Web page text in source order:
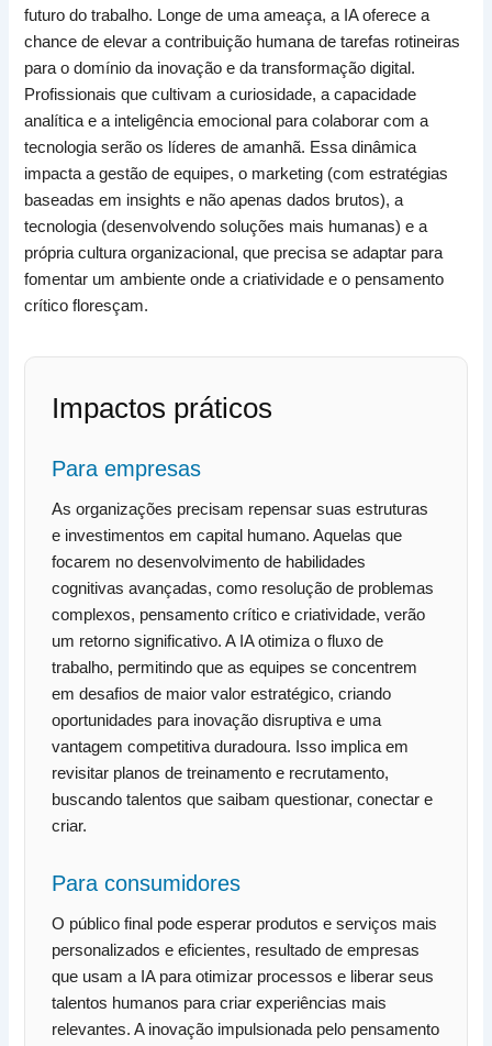
futuro do trabalho. Longe de uma ameaça, a IA oferece a
chance de elevar a contribuição humana de tarefas rotineiras
para o domínio da inovação e da transformação digital.
Profissionais que cultivam a curiosidade, a capacidade
analítica e a inteligência emocional para colaborar com a
tecnologia serão os líderes de amanhã. Essa dinâmica
impacta a gestão de equipes, o marketing (com estratégias
baseadas em insights e não apenas dados brutos), a
tecnologia (desenvolvendo soluções mais humanas) e a
própria cultura organizacional, que precisa se adaptar para
fomentar um ambiente onde a criatividade e o pensamento
crítico floresçam.
Impactos práticos
Para empresas
As organizações precisam repensar suas estruturas
e investimentos em capital humano. Aquelas que
focarem no desenvolvimento de habilidades
cognitivas avançadas, como resolução de problemas
complexos, pensamento crítico e criatividade, verão
um retorno significativo. A IA otimiza o fluxo de
trabalho, permitindo que as equipes se concentrem
em desafios de maior valor estratégico, criando
oportunidades para inovação disruptiva e uma
vantagem competitiva duradoura. Isso implica em
revisitar planos de treinamento e recrutamento,
buscando talentos que saibam questionar, conectar e
criar.
Para consumidores
O público final pode esperar produtos e serviços mais
personalizados e eficientes, resultado de empresas
que usam a IA para otimizar processos e liberar seus
talentos humanos para criar experiências mais
relevantes. A inovação impulsionada pelo pensamento